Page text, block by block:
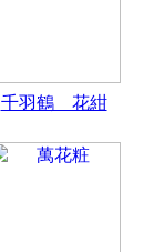
千羽鶴 花紺